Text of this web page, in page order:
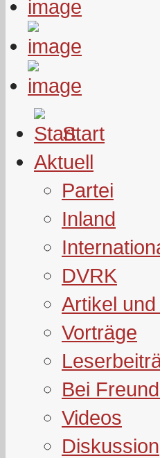
Start
Aktuell
Partei
Inland
DVRK
Artikel
Vorträge
Bei
Videos
Diskussion